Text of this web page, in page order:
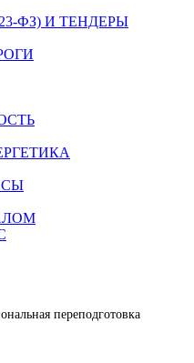
ФЗ) И ТЕНДЕРЫ
переподготовка